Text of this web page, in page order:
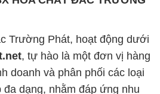
Trường Phát, hoạt động dưới
, tự hào là một đơn vị hàng
doanh và phân phối các loại
đa dạng, nhằm đáp ứng nhu